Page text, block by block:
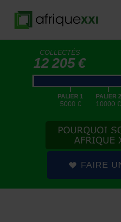
COLLECTÉS
12 205 €
|
PALIER 1
5000 €
|
PALIER 2
10000 €
FAIRE